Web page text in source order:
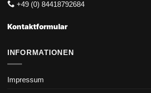
+49 (0) 84418792684
Kontaktformular
INFORMATIONEN
Impressum